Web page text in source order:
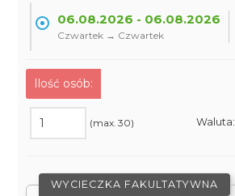
06.08.2026 - 06.08.2026
Czwartek → Czwartek
Ilość osób:
(max. 30) Waluta:
WYCIECZKA FAKULTATYWNA